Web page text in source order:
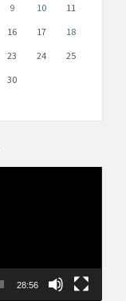
9 10
11
16 17
18
23 24
25
30
28:56